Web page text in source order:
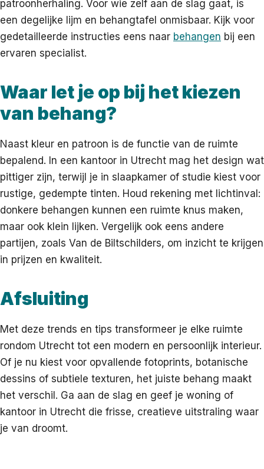
patroonherhaling. Voor wie zelf aan de slag gaat, is
een degelijke lijm en behangtafel onmisbaar. Kijk voor
gedetailleerde instructies eens naar behangen bij een
ervaren specialist.
Waar let je op bij het kiezen
van behang?
Naast kleur en patroon is de functie van de ruimte
bepalend. In een kantoor in Utrecht mag het design wat
pittiger zijn, terwijl je in slaapkamer of studie kiest voor
rustige, gedempte tinten. Houd rekening met lichtinval:
donkere behangen kunnen een ruimte knus maken,
maar ook klein lijken. Vergelijk ook eens andere
partijen, zoals Van de Biltschilders, om inzicht te krijgen
in prijzen en kwaliteit.
Afsluiting
Met deze trends en tips transformeer je elke ruimte
rondom Utrecht tot een modern en persoonlijk interieur.
Of je nu kiest voor opvallende fotoprints, botanische
dessins of subtiele texturen, het juiste behang maakt
het verschil. Ga aan de slag en geef je woning of
kantoor in Utrecht die frisse, creatieve uitstraling waar
je van droomt.